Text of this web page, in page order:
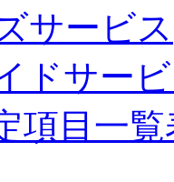
サービス
ドサー
項目一覧